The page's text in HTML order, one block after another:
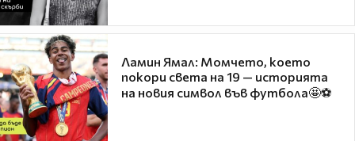
Ламин Ямал: Момчето, което
покори света на 19 — историята
на новия символ във футбола🤩⚽